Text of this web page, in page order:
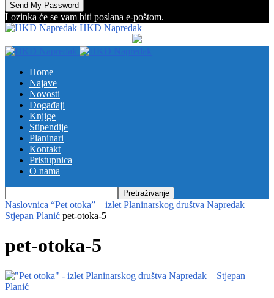
Lozinka će se vam biti poslana e-poštom.
HKD Napredak
Home
Najave
Novosti
Događaji
Knjige
Stipendije
Planinari
Kontakt
Pristupnica
O nama
Naslovnica “Pet otoka” – izlet Planinarskog društva Napredak –
Stjepan Planić pet-otoka-5
pet-otoka-5